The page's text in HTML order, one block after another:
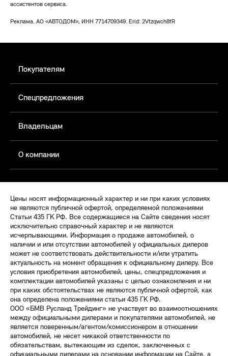
ассистентов сервиса.
Реклама. АО «АВТОДОМ», ИНН 7714709349. Erid: 2Vtzqwch8fR
Покупателям
Спецпредложения
Владельцам
О компании
Цены носят информационный характер и ни при каких условиях
не являются публичной офертой, определяемой положениями
Статьи 435 ГК РФ. Все содержащиеся на Сайте сведения носят
исключительно справочный характер и не являются
исчерпывающими. Информация о продаже автомобилей, о
наличии и или отсутствии автомобилей у официальных дилеров
может не соответствовать действительности и/или утратить
актуальность на момент обращения к официальному дилеру. Все
условия приобретения автомобилей, цены, спецпредложения и
комплектации автомобилей указаны с целью ознакомления и ни
при каких обстоятельствах не являются публичной офертой, как
она определена положениями статьи 435 ГК РФ.
ООО «БМВ Русланд Трейдинг» не участвует во взаимоотношениях
между официальными дилерами и покупателями автомобилей, не
является поверенным/агентом/комиссионером в отношении
автомобилей, не несет никакой ответственности по
обязательствам, вытекающим из сделок, заключенных с